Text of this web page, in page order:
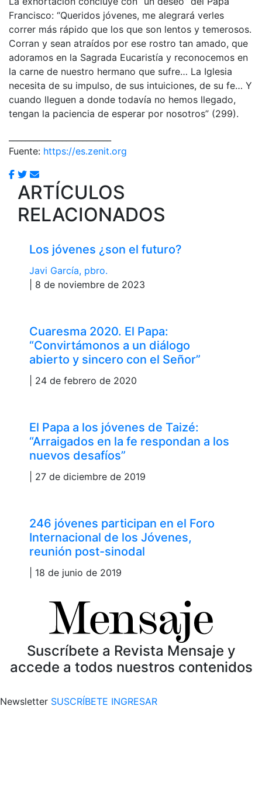
Francisco: “Queridos jóvenes, me alegrará verles
correr más rápido que los que son lentos y temerosos.
Corran y sean atraídos por ese rostro tan amado, que
adoramos en la Sagrada Eucaristía y reconocemos en
la carne de nuestro hermano que sufre… La Iglesia
necesita de su impulso, de sus intuiciones, de su fe… Y
cuando lleguen a donde todavía no hemos llegado,
tengan la paciencia de esperar por nosotros” (299).
Fuente: https://es.zenit.org
ARTÍCULOS
RELACIONADOS
Los jóvenes ¿son el futuro?
Javi García, pbro.
| 8 de noviembre de 2023
Cuaresma 2020. El Papa:
“Convirtámonos a un diálogo
abierto y sincero con el Señor”
| 24 de febrero de 2020
El Papa a los jóvenes de Taizé:
“Arraigados en la fe respondan a los
nuevos desafíos”
| 27 de diciembre de 2019
246 jóvenes participan en el Foro
Internacional de los Jóvenes,
reunión post-sinodal
| 18 de junio de 2019
Suscríbete a Revista Mensaje y
accede a todos nuestros contenidos
Newsletter SUSCRÍBETE INGRESAR